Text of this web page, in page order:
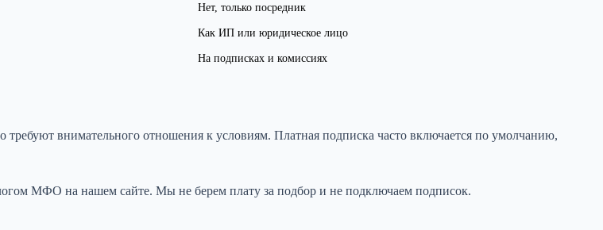
Нет, только посредник
Как ИП или юридическое лицо
На подписках и комиссиях
внимательного отношения к условиям. Платная подписка часто включается по умолчанию,
МФО на нашем сайте. Мы не берем плату за подбор и не подключаем подписок.